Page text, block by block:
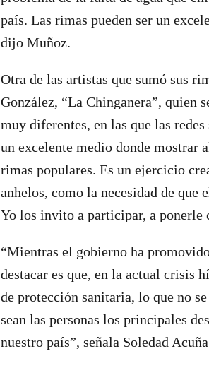
país. Las rimas pueden ser un
dijo Muñoz.
Otra de las artistas que sumó sus
González, “La Chinganera”, quien
muy diferentes, en las que las
un excelente medio donde mostrar
rimas populares. Es un ejercicio
anhelos, como la necesidad de que
Yo los invito a participar, a ponerle
“Mientras el gobierno ha
destacar es que, en la actual crisis
de protección sanitaria, lo que no
sean las personas los principales
nuestro país”, señala Soledad